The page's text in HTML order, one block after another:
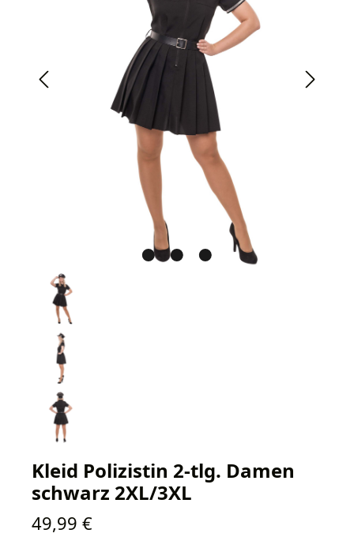
Kleid Polizistin 2-tlg. Damen
schwarz 2XL/3XL
Regulärer Preis:
49,99 €